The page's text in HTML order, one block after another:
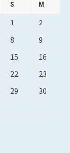
S M
1
2
8
9
15
16
22
23
29
30